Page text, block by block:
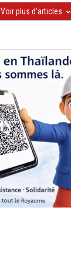
Voir plus d'articles